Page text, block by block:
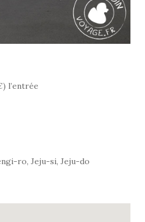
l’entrée
ro, Jeju-si, Jeju-do